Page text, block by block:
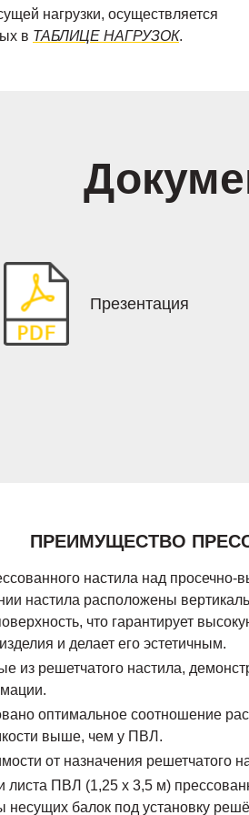
нагрузки, осуществляется
в ТАБЛИЦЕ НАГРУЗОК.
Презентация
ПРЕИМУЩЕСТВО
настила над
настила расположены
что гарантирует
и делает его эстетичным.
из решетчатого настила,
оптимальное соотношение
выше, чем у ПВЛ.
от назначения решетчатого
ПВЛ (1,25 х 3,5 м)
балок под установку